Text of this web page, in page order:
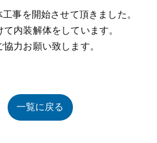
事を開始させて頂きました。
内装解体をしています。
力お願い致します。
一覧に戻る